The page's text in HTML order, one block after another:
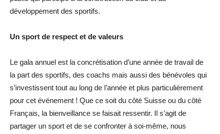
développement des sportifs.
Un sport de respect et de valeurs
Le gala annuel est la concrétisation d’une année de travail de
la part des sportifs, des coachs mais aussi des bénévoles qui
s’investissent tout au long de l’année et plus particulièrement
pour cet événement ! Que ce soit du côté Suisse ou du côté
Français, la bienveillance se faisait ressentir. Il s’agit de
partager un sport et de se confronter à soi-même, nous